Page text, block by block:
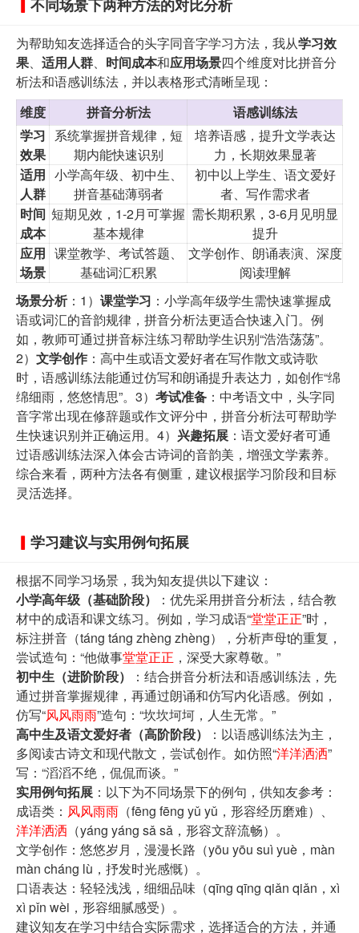
不同场景下两种方法的对比分析
为帮助知友选择适合的头字同音字学习方法，我从学习效
果、 适用人群、 时间成本和应用场景四个维度对比拼音分
析法和语感训练法，并以表格形式清晰呈现：
维度
拼音分析法
语感训练法
学习
效果
系统掌握拼音规律，短
期内能快速识别
培养语感，提升文学表达
力，长期效果显著
适用
人群
小学高年级、初中生、
拼音基础薄弱者
初中以上学生、语文爱好
者、写作需求者
时间
成本
短期见效，1-2月可掌握
基本规律
需长期积累，3-6月见明显
提升
应用
场景
课堂教学、考试答题、
基础词汇积累
文学创作、朗诵表演、深度
阅读理解
场景分析：1） 课堂学习 ：小学高年级学生需快速掌握成
语或词汇的音韵规律，拼音分析法更适合快速入门。例
如，教师可通过拼音标注练习帮助学生识别“浩浩荡荡”。
2） 文学创作 ：高中生或语文爱好者在写作散文或诗歌
时，语感训练法能通过仿写和朗诵提升表达力，如创作“绵
绵细雨，悠悠情思”。3） 考试准备 ：中考语文中，头字同
音字常出现在修辞题或作文评分中，拼音分析法可帮助学
生快速识别并正确运用。4） 兴趣拓展 ：语文爱好者可通
过语感训练法深入体会古诗词的音韵美，增强文学素养。
综合来看，两种方法各有侧重，建议根据学习阶段和目标
灵活选择。
学习建议与实用例句拓展
根据不同学习场景，我为知友提供以下建议：
小学高年级（基础阶段）
：优先采用拼音分析法，结合教
材中的成语和课文练习。例如，学习成语“堂堂正正”时，
标注拼音（táng táng zhèng zhèng），分析声母t的重复，
尝试造句：“他做事堂堂正正 ，深受大家尊敬。”
初中生（进阶阶段）
：结合拼音分析法和语感训练法，先
通过拼音掌握规律，再通过朗诵和仿写内化语感。例如，
仿写“风风雨雨”造句：“坎坎坷坷，人生无常。”
高中生及语文爱好者（高阶阶段）
：以语感训练法为主，
多阅读古诗文和现代散文，尝试创作。如仿照“洋洋洒洒”
写：“滔滔不绝，侃侃而谈。”
实用例句拓展 ：以下为不同场景下的例句，供知友参考：
成语类： 风风雨雨 （fēng fēng yǔ yǔ，形容经历磨难）、
洋洋洒洒 （yáng yáng sǎ sǎ，形容文辞流畅）。
文学创作：悠悠岁月，漫漫长路（yōu yōu suì yuè，màn
màn cháng lù，抒发时光感慨）。
口语表达：轻轻浅浅，细细品味（qīng qīng qiǎn qiǎn，xì
xì pǐn wèi，形容细腻感受）。
建议知友在学习中结合实际需求，选择适合的方法，并通